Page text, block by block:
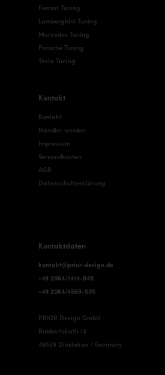
Ferrari Tuning
Lamborghini Tuning
Mercedes Tuning
Porsche Tuning
Tesla Tuning
Kontakt
Kontakt
Händler werden
Impressum
Versandkosten
AGB
Datenschutzerklärung
Kontaktdaten
kontakt@prior-design.de
+49 2064/1414-848
+49 2064/4569-505
PRIOR Design GmbH
Rubbertskath 13
46539 Dinslaken / Germany